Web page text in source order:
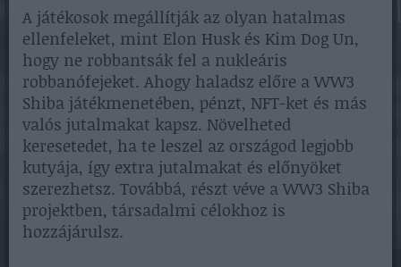
A játékosok megállítják az olyan hatalmas
ellenfeleket, mint Elon Husk és Kim Dog Un,
hogy ne robbantsák fel a nukleáris
robbanófejeket. Ahogy haladsz előre a WW3
Shiba játékmenetében, pénzt, NFT-ket és más
valós jutalmakat kapsz. Növelheted
keresetedet, ha te leszel az országod legjobb
kutyája, így extra jutalmakat és előnyöket
szerezhetsz. Továbbá, részt véve a WW3 Shiba
projektben, társadalmi célokhoz is
hozzájárulsz.